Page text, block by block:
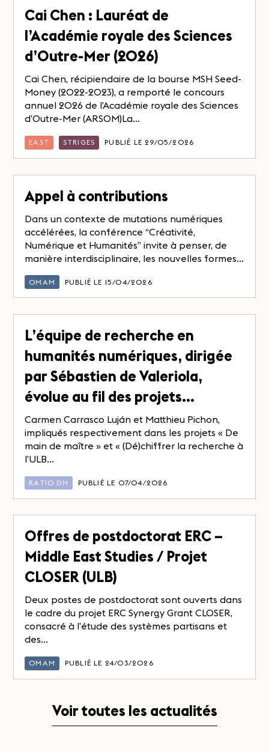
Cai Chen : Lauréat de
l’Académie royale des Sciences
d’Outre-Mer (2026)
Cai Chen, récipiendaire de la bourse MSH Seed-
Money (2022-2023), a remporté le concours
annuel 2026 de l’Académie royale des Sciences
d’Outre-Mer (ARSOM)La...
EAST STRIGES PUBLIÉ LE 29/05/2026
Appel à contributions
Dans un contexte de mutations numériques
accélérées, la conférence “Créativité,
Numérique et Humanités” invite à penser, de
manière interdisciplinaire, les nouvelles formes...
OMAM PUBLIÉ LE 15/04/2026
L’équipe de recherche en
humanités numériques, dirigée
par Sébastien de Valeriola,
évolue au fil des projets…
Carmen Carrasco Luján et Matthieu Pichon,
impliqués respectivement dans les projets « De
main de maître » et « (Dé)chiffrer la recherche à
l’ULB...
RATIO DH PUBLIÉ LE 07/04/2026
Offres de postdoctorat ERC –
Middle East Studies / Projet
CLOSER (ULB)
Deux postes de postdoctorat sont ouverts dans
le cadre du projet ERC Synergy Grant CLOSER,
consacré à l’étude des systèmes partisans et
des...
OMAM PUBLIÉ LE 24/03/2026
Voir toutes les actualités